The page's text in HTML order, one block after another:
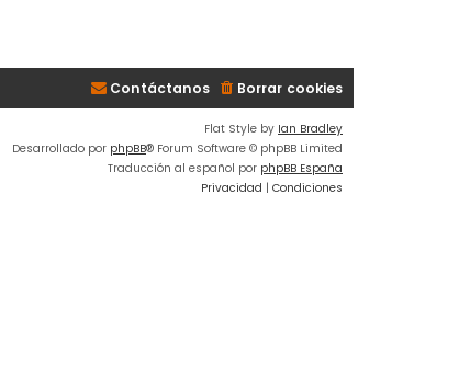
Borrar cookies
Contáctanos
Flat Style by Ian Bradley
Desarrollado por phpBB® Forum Software © phpBB Limited
Traducción al español por phpBB España
Privacidad | Condiciones